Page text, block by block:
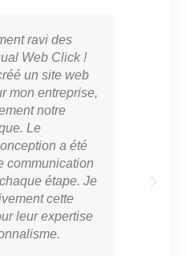
ravi des
Web Click !
un site web
mon entreprise,
notre
Le
a été
communication
étape. Je
cette
leur expertise